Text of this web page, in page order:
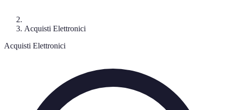
Acquisti Elettronici
Acquisti Elettronici